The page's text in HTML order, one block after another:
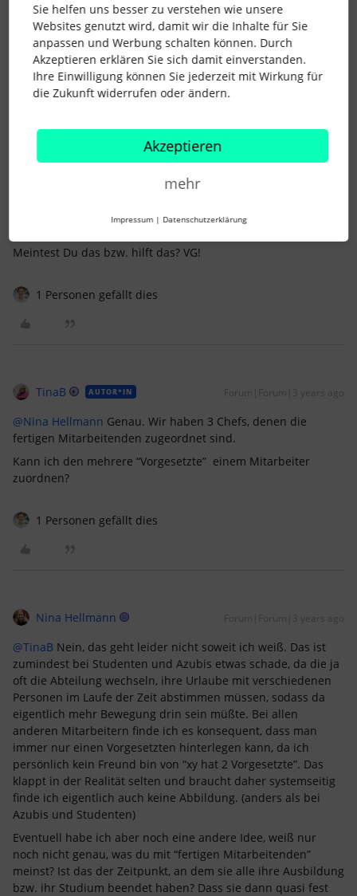
Nina Hellmann Forum|Forum|3 years ago
@TinaBAh, ich verstehe. Mmhh, das geht vermutlich nur
indem Du die Mitarbeiter deines Personalteams als
Vorgesetzte der Azubis und Studenten einträgst. Dann kannst
Da Du vermutlich noch andere “echte” Führungskräfte im
Unternehmen hast, die noch weitergehende Zugriffsrechte
haben sollen bzw. auf andere Mitarbeiter zugreifen können
Meintest Du das bzw. hilft das? VG!
1 Personen gefällt dies
TinaB AUTOR*IN Forum|Forum|3 years ago
@Nina Hellmann Genau. Wir haben 3 Chefs, denen die
fertigen Mitarbeitenden zugeordnet sind.
Kann ich den mehrere “Vorgesetzte” einem Mitarbeiter
zuordnen?
1 Personen gefällt dies
Nina Hellmann Forum|Forum|3 years ago
@TinaB Nein, das geht leider nicht soweit ich weiß. Das ist
zumindest bei Studenten und Azubis etwas schade, da die ja
oft die Abteilung wechseln, ihre Urlaube mit verschiedenen
Personen im Laufe der Zeit abstimmen müssen, sodass da
eigentlich mehr Bewegung drin sein müßte. Bei allen
anderen Mitarbeitern finde ich es konsequent, dass man
immer nur einen Vorgesetzten hinterlegen kann, da ich
persönlich kein Freund bin von “xy hat 2 Vorgesetzte”. Das
klappt in der Realität selten und braucht daher systemseitig
finde ich eigentlich auch keine Abbildung. (anders als bei
Azubis und Studenten)
Eventuell habe ich aber noch eine andere Idee, weiß nur
noch nicht genau, was du mit “fertigen Mitarbeitenden”
meinst? Ist das der Zeitpunkt, an dem sie alle ihre Ausbildung
bzw. ihr Studium beendet haben? Dass sie dann quasi fest
Sie helfen uns besser zu verstehen wie unsere
Websites genutzt wird, damit wir die Inhalte für Sie
anpassen und Werbung schalten können. Durch
Akzeptieren erklären Sie sich damit einverstanden.
Ihre Einwilligung können Sie jederzeit mit Wirkung für
die Zukunft widerrufen oder ändern.
Akzeptieren
mehr
Impressum | Datenschutzerklärung